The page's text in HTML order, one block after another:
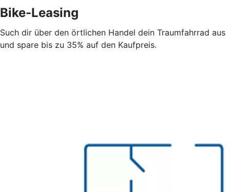
Bike-Leasing
Such dir über den örtlichen Handel dein Traumfahrrad aus
und spare bis zu 35% auf den Kaufpreis.